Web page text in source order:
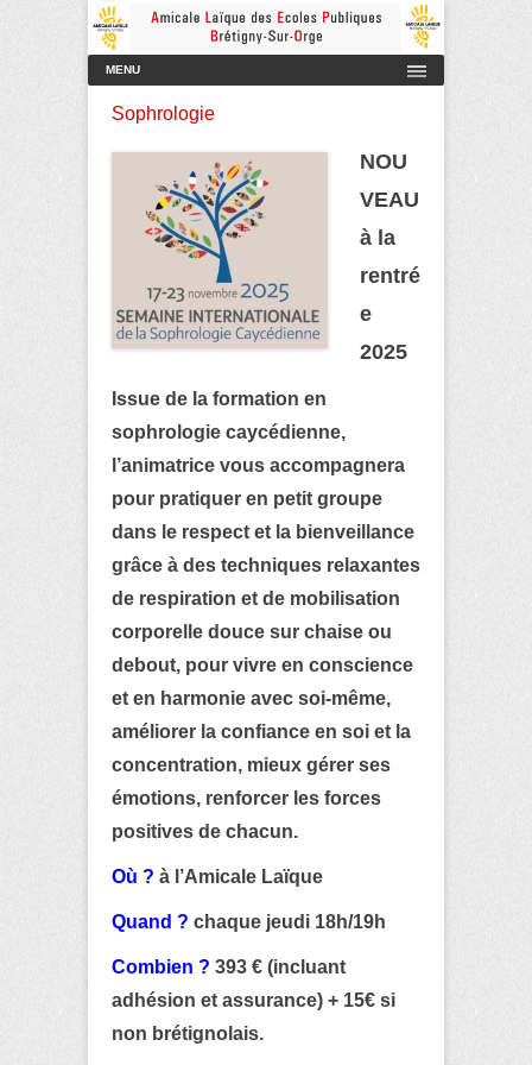
AmicaleLaiqueBretigny
Amicale Laïque des Ecoles Publiques de Brétigny-sur-Orge
Menu principal
Aller au contenu
MENU
Sophrologie
NOU
VEAU
à la
rentré
e
2025
Issue de la formation en
sophrologie caycédienne,
l’animatrice vous accompagnera
pour pratiquer en petit groupe
dans le respect et la bienveillance
grâce à des techniques relaxantes
de respiration et de mobilisation
corporelle douce sur chaise ou
debout, pour vivre en conscience
et en harmonie avec soi-même,
améliorer la confiance en soi et la
concentration, mieux gérer ses
émotions, renforcer les forces
positives de chacun.
Où ? à l’Amicale Laïque
Quand ? chaque jeudi 18h/19h
Combien ? 393 € (incluant
adhésion et assurance) + 15€ si
non brétignolais.